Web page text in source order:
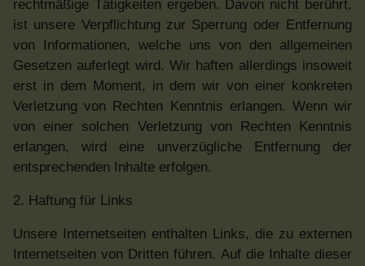
rechtmäßige Tätigkeiten ergeben. Davon nicht berührt,
ist unsere Verpflichtung zur Sperrung oder Entfernung
von Informationen, welche uns von den allgemeinen
Gesetzen auferlegt wird. Wir haften allerdings insoweit
erst in dem Moment, in dem wir von einer konkreten
Verletzung von Rechten Kenntnis erlangen. Wenn wir
von einer solchen Verletzung von Rechten Kenntnis
erlangen, wird eine unverzügliche Entfernung der
entsprechenden Inhalte erfolgen.
2. Haftung für Links
Unsere Internetseiten enthalten Links, die zu externen
Internetseiten von Dritten führen. Auf die Inhalte dieser